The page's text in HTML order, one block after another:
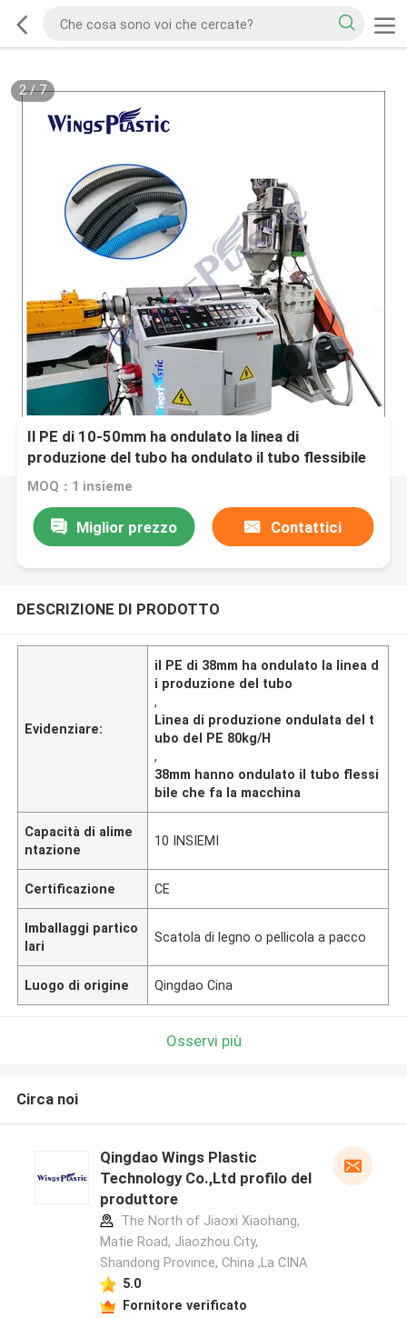
2/7
Il PE di 10-50mm ha ondulato la linea di
produzione del tubo ha ondulato il tubo flessibile
che fa la macchina
MOQ：1 insieme
Miglior prezzo Contattici
DESCRIZIONE DI PRODOTTO
Evidenziare:
il PE di 38mm ha ondulato la linea d
i produzione del tubo
,
Linea di produzione ondulata del t
ubo del PE 80kg/H
,
38mm hanno ondulato il tubo flessi
bile che fa la macchina
Capacità di alime
ntazione
10 INSIEMI
Certificazione CE
Imballaggi partico
lari
Scatola di legno o pellicola a pacco
Luogo di origine Qingdao Cina
Osservi più
Circa noi
Qingdao Wings Plastic
Technology Co.,Ltd profilo del
produttore
The North of Jiaoxi Xiaohang,
Matie Road, Jiaozhou City,
Shandong Province, China ,La CINA
5.0
Fornitore verificato